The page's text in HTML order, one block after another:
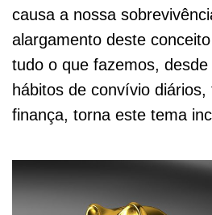
causa a nossa
alargamento deste
tudo o que fazemos, desde
hábitos de convívio
finança, torna este tema